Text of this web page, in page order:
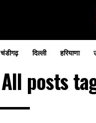
चंडीगढ़ दिल्ली हरियाणा
All posts